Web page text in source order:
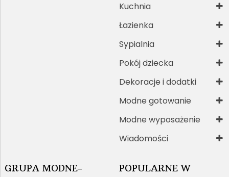
Kuchnia
Łazienka
Sypialnia
Pokój dziecka
Dekoracje i dodatki
Modne gotowanie
Modne wyposażenie
Wiadomości
GRUPA MODNE-
POPULARNE W